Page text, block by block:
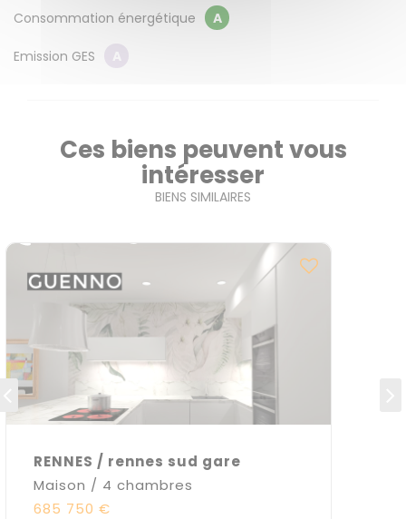
Consommation énergétique A
Emission GES A
Ces biens peuvent vous
intéresser
BIENS SIMILAIRES
RENNES / rennes sud gare
Maison / 4 chambres
685 750 €